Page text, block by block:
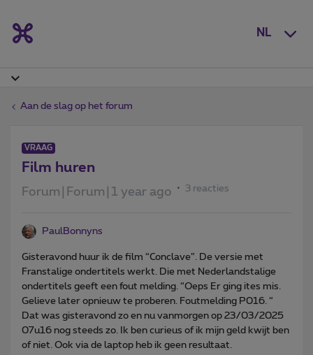
NL
Aan de slag op het forum
VRAAG
Film huren
Forum|Forum|1 year ago 3 reacties
PaulBonnyns
Gisteravond huur ik de film “Conclave”. De versie met
Franstalige ondertitels werkt. Die met Nederlandstalige
ondertitels geeft een fout melding. “Oeps Er ging ites mis.
Gelieve later opnieuw te proberen. Foutmelding P016. “
Dat was gisteravond zo en nu vanmorgen op 23/03/2025
07u16 nog steeds zo. Ik ben curieus of ik mijn geld kwijt ben
of niet. Ook via de laptop heb ik geen resultaat.